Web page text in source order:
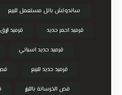
ساندوتش بانل مستعمل للبيع
قرميد احمر حديد قرميد
قرميد حديد اسباني
قرميد حديد للبيع
قص الخرسانة بالليزر